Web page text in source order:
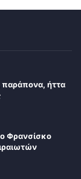
ήττα
Φρανσίσκο